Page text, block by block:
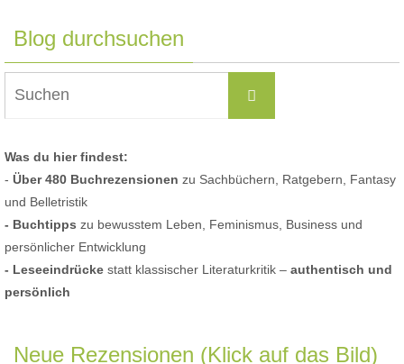
Blog durchsuchen
Suchen
Was du hier findest:
- Über 480 Buchrezensionen zu Sachbüchern, Ratgebern, Fantasy
und Belletristik
- Buchtipps zu bewusstem Leben, Feminismus, Business und
persönlicher Entwicklung
- Leseeindrücke statt klassischer Literaturkritik – authentisch und
persönlich
Neue Rezensionen (Klick auf das Bild)